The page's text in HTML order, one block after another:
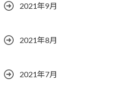
2021年9月
2021年8月
2021年7月